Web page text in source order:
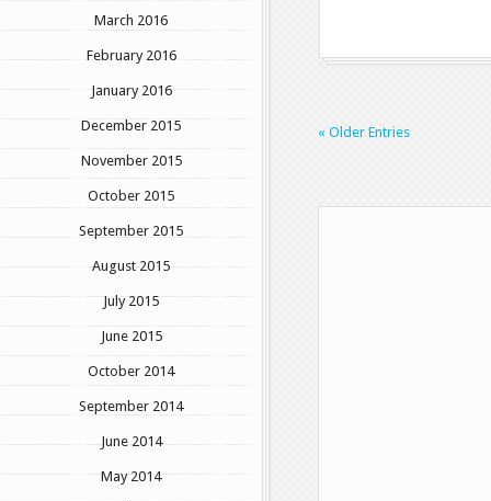
March 2016
February 2016
January 2016
December 2015
November 2015
October 2015
September 2015
August 2015
July 2015
June 2015
October 2014
September 2014
June 2014
May 2014
« Older Entries